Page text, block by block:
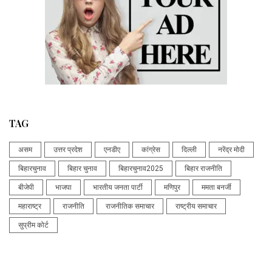
TAG
असम उत्तर प्रदेश एनडीए कांग्रेस दिल्ली नरेंद्र मोदी
बिहारचुनाव बिहार चुनाव बिहारचुनाव2025 बिहार राजनीति
बीजेपी भाजपा भारतीय जनता पार्टी मणिपुर ममता बनर्जी
महाराष्ट्र राजनीति राजनीतिक समाचार राष्ट्रीय समाचार
सुप्रीम कोर्ट